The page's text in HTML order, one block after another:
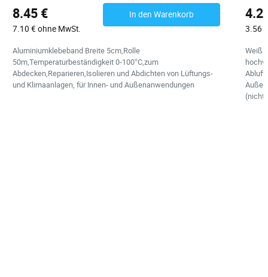
8.45 €
7.10 € ohne MwSt.
In den Warenkorb
Aluminiumklebeband Breite 5cm,Rolle
50m,Temperaturbeständigkeit 0-100°C,zum
Abdecken,Reparieren,Isolieren und Abdichten von Lüftungs-
und Klimaanlagen, für Innen- und Außenanwendungen
3.56
Weiß
(nicht